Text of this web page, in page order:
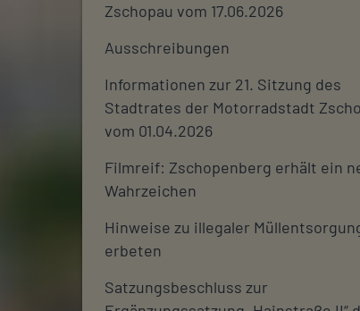
Zschopau vom 17.06.2026
Ausschreibungen
Informationen zur 21. Sitzung des
Stadtrates der Motorradstadt
vom 01.04.2026
Filmreif: Zschopenberg erhält ein
Wahrzeichen
Hinweise zu illegaler
erbeten
Satzungsbeschluss zur